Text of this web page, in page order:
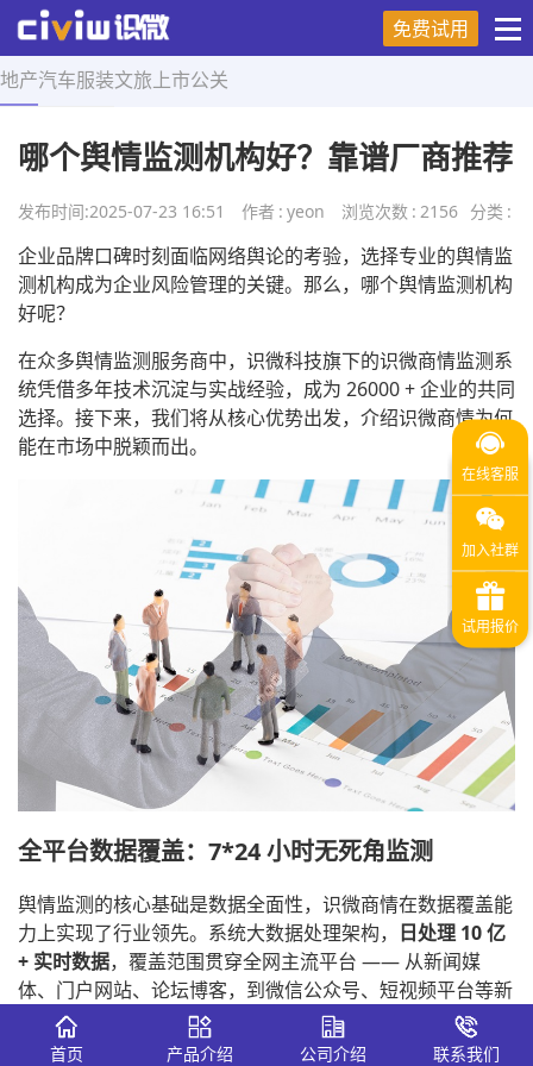
免费试用
地产汽车服装文旅 上市公关
首页 > 营销技巧 > 正文
哪个舆情监测机构好？靠谱厂商推荐
发布时间:2025-07-23 16:51 作者 : yeon 浏览次数 : 2156 分类 :
企业品牌口碑时刻面临网络舆论的考验，选择专业的舆情监
测机构成为企业风险管理的关键。那么，哪个舆情监测机构
好呢？
在众多舆情监测服务商中，识微科技旗下的识微商情监测系
统凭借多年技术沉淀与实战经验，成为 26000 + 企业的共同
选择。接下来，我们将从核心优势出发，介绍识微商情为何
能在市场中脱颖而出。
全平台数据覆盖：7*24 小时无死角监测
舆情监测的核心基础是数据全面性，识微商情在数据覆盖能
力上实现了行业领先。系统大数据处理架构， 日处理 10 亿
+ 实时数据，覆盖范围贯穿全网主流平台 —— 从新闻媒
体、门户网站、论坛博客，到微信公众号、短视频平台等新
兴社交场景均能精准捕捉。
首页 产品介绍 公司介绍 联系我们